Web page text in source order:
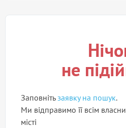
не
Заповнітьзаявку на пошук.
Ми відправимо її всім
місті